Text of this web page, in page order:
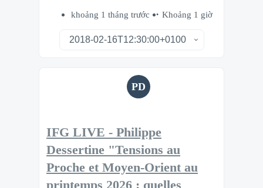
khoảng 1 tháng trước Khoảng 1 giờ
PD
IFG LIVE - Philippe
Dessertine "Tensions au
Proche et Moyen-Orient au
printemps 2026 : quelles